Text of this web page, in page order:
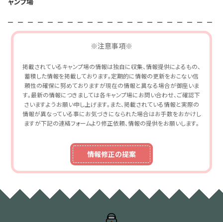
※注意事項※
掲載されているキャンプ場の情報は独自に収集、情報提供によるもの、
蓄積した情報を掲載しております。定期的に情報の更新をおこない信
頼性の確保に努めておりますが現在の情報と異なる場合が御座いま
す。最新の情報につきましては各キャンプ場にお問い合わせ、ご確認下
さいますようお願い申し上げます。また、掲載されている情報と実際の
情報が異なっている事にお気づきになられた場合はお手数をおかけし
ますが下記の連絡フォームより修正依頼、情報の提供をお願いします。
情報修正の提案